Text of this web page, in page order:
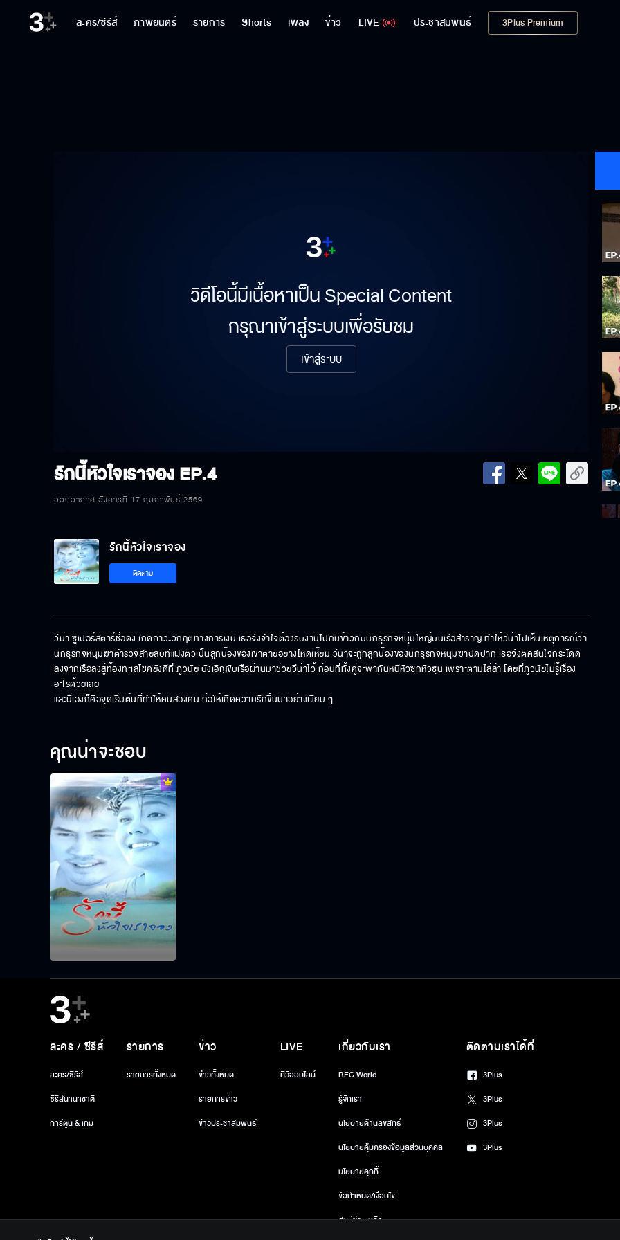
ละคร/ซีรีส์ ภาพยนตร์ รายการ Shorts เพลง ข่าว LIVE ประชาสัมพันธ์ 3Plus Premium
วิดีโอนี้มีเนื้อหาเป็น Special Content
กรุณาเข้าสู่ระบบเพื่อรับชม
เข้าสู่ระบบ
รักนี้หัวใจเราจองEP.4
ออกอากาศ อังคารที่ 17 กุมภาพันธ์ 2569
รักนี้หัวใจเราจอง
ติดตาม
วีน่า ซูเปอร์สตาร์ชื่อดัง เกิดภาวะวิกฤตทางการเงิน เธอจึงจำใจต้องรับงานไปกินข้าวกับนักธุรกิจหนุ่มใหญ่บนเรือสำราญ ทำให้วีน่าไปเห็นเหตุการณ์ว่า
นักธุรกิจหนุ่มฆ่าตำรวจสายลับที่แฝงตัวเป็นลูกน้องของเขาตายอย่างโหดเหี้ยม วีน่าจะถูกลูกน้องของนักธุรกิจหนุ่มฆ่าปิดปาก เธอจึงตัดสินใจกระโดด
ลงจากเรือลงสู่ท้องทะเลโชคยังดีที่ ภูวนัย บังเอิญขับเรือผ่านมาช่วยวีน่าไว้ ก่อนที่ทั้งคู่จะพากันหนีหัวซุกหัวซุน เพราะตามไล่ล่า โดยที่ภูวนัยไม่รู้เรื่อง
อะไรด้วยเลย
และนี่เองก็คือจุดเริ่มต้นที่ทำให้คนสองคน ก่อให้เกิดความรักขึ้นมาอย่างเงียบ ๆ
คุณน่าจะชอบ
ละคร / ซีรีส์
ละคร/ซีรีส์
ซีรีส์นานาชาติ
การ์ตูน & เกม
รายการ
รายการทั้งหมด
ข่าว
ข่าวทั้งหมด
รายการข่าว
ข่าวประชาสัมพันธ์
LIVE
ทีวีออนไลน์
เกี่ยวกับเรา
BEC World
รู้จักเรา
นโยบายด้านลิขสิทธิ์
นโยบายคุ้มครองข้อมูลส่วนบุคคล
นโยบายคุกกี้
ข้อกำหนด/เงื่อนไข
ศูนย์ช่วยเหลือ
ติดตามเราได้ที่
3Plus
3Plus
3Plus
3Plus